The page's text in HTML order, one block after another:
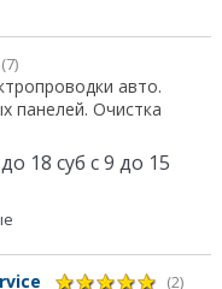
(7)
авто.
панелей. Очистка
18 суб с 9 до 15
(2)